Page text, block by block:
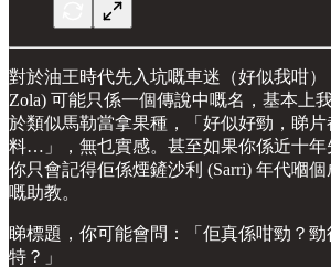
對於油王時代先入坑嘅車迷（好似我咁）
Zola) 可能只係一個傳說中嘅名，基本上
於類似馬勒當拿果種，「好似好勁，睇
料…」，無乜實感。甚至如果你係近十年
你只會記得佢係煙鏟沙利 (Sarri) 年代嗰
嘅助教。
睇標題，你可能會問：「佢真係咁勁？
特？」